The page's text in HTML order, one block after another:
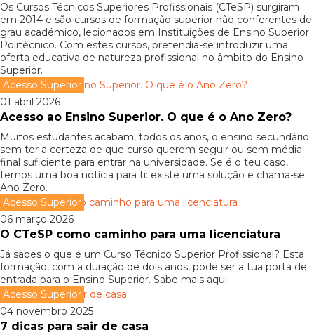
Os Cursos Técnicos Superiores Profissionais (CTeSP) surgiram
em 2014 e são cursos de formação superior não conferentes de
grau académico, lecionados em Instituições de Ensino Superior
Politécnico. Com estes cursos, pretendia-se introduzir uma
oferta educativa de natureza profissional no âmbito do Ensino
Superior.
Acesso Superior
01 abril 2026
Acesso ao Ensino Superior. O que é o Ano Zero?
Muitos estudantes acabam, todos os anos, o ensino secundário
sem ter a certeza de que curso querem seguir ou sem média
final suficiente para entrar na universidade. Se é o teu caso,
temos uma boa notícia para ti: existe uma solução e chama-se
Ano Zero.
Acesso Superior
06 março 2026
O CTeSP como caminho para uma licenciatura
Já sabes o que é um Curso Técnico Superior Profissional? Esta
formação, com a duração de dois anos, pode ser a tua porta de
entrada para o Ensino Superior. Sabe mais aqui.
Acesso Superior
04 novembro 2025
7 dicas para sair de casa